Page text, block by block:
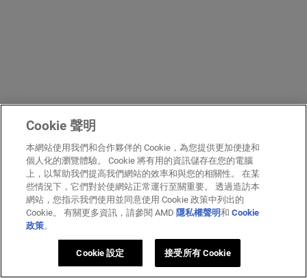
Cookie 聲明
本網站使用我們和合作夥伴的 Cookie，為您提供更加便捷和
個人化的瀏覽體驗。 Cookie 將有用的資訊儲存在您的電腦
上，以幫助我們提高我們網站的效率和與您的相關性。 在某
些情況下，它們對於使網站正常運行至關重要。 透過造訪本
網站，您指示我們使用並同意使用 Cookie 政策中列出的
Cookie。 有關更多資訊，請參閱 AMD 隱私權聲明和Cookie
政策。
Cookie 設定 接受所有 Cookie